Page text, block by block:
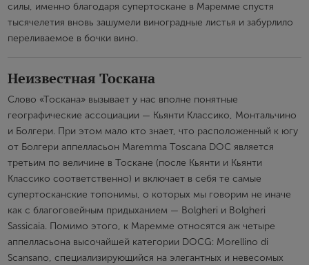
силы, именно благодаря супертоскане в Маремме спустя
тысячелетия вновь зашумели виноградные листья и забурлило
переливаемое в бочки вино.
Неизвестная Тоскана
Слово «Тоскана» вызывает у нас вполне понятные
географические ассоциации — Кьянти Классико, Монтальчино
и Болгери. При этом мало кто знает, что расположенный к югу
от Болгери аппелласьон Maremma Toscana DOC является
третьим по величине в Тоскане (после Кьянти и Кьянти
Классико соответственно) и включает в себя те самые
супертосканские топонимы, о которых мы говорим не иначе
как с благоговейным придыханием — Bolgheri и Bolgheri
Sassicaia. Помимо этого, к Маремме относятся аж четыре
аппелласьона высочайшей категории DOCG: Morellino di
Scansano, специализирующийся на элегантных и невесомых